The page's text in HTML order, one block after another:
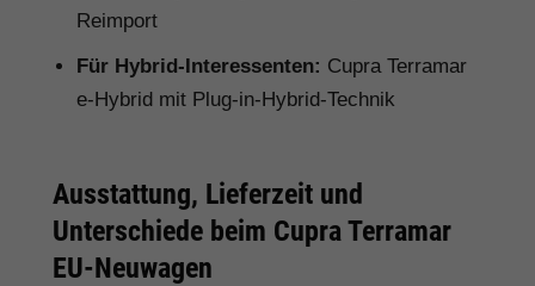
Reimport
Für Hybrid-Interessenten: Cupra Terramar
e-Hybrid mit Plug-in-Hybrid-Technik
Ausstattung, Lieferzeit und
Unterschiede beim Cupra Terramar
EU-Neuwagen